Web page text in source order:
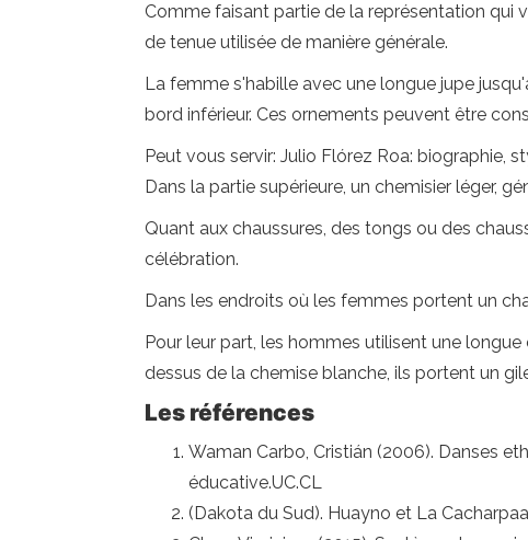
Comme faisant partie de la représentation qui
de tenue utilisée de manière générale.
La femme s'habille avec une longue jupe
bord inférieur. Ces ornements peuvent être
Peut vous servir: Julio Flórez Roa: biographie,
Dans la partie supérieure, un chemisier léger,
Quant aux chaussures, des tongs ou des
célébration.
Dans les endroits où les femmes portent un
Pour leur part, les hommes utilisent une
dessus de la chemise blanche, ils portent un
Les références
Waman Carbo, Cristián (2006). Danses
éducative.UC.CL
(Dakota du Sud). Huayno et La